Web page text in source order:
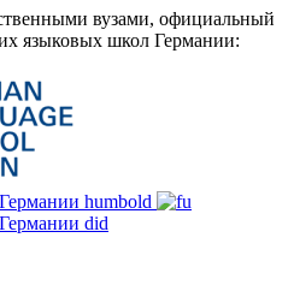
вузами, официальный
языковых школ Германии: